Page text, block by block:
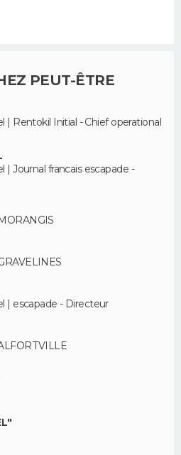
PEUT-ÊTRE
| Rentokil Initial - Chief operational
| Journal francais escapade -
| escapade - Directeur